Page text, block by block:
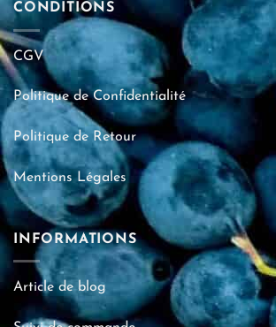
CONDITIONS
CGV
Politique de Confidentialité
Politique de Retour
Mentions Légales
INFORMATIONS
Article de blog